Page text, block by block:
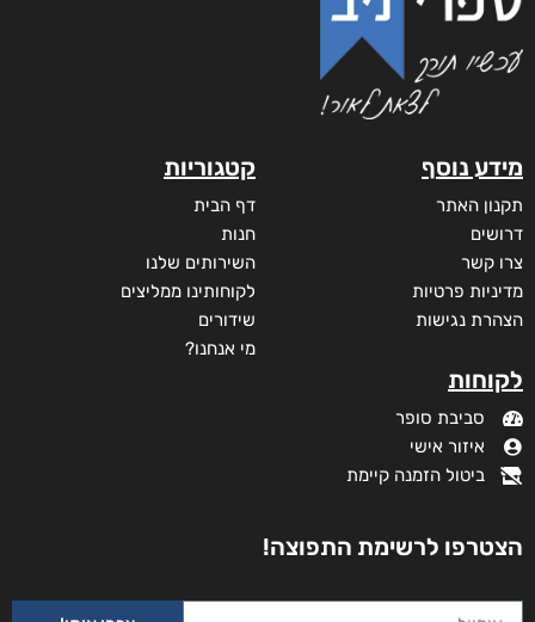
מידע נוסף
תקנון האתר
דרושים
צרו קשר
מדיניות פרטיות
הצהרת נגישות
לקוחות
סביבת סופר
איזור אישי
ביטול הזמנה קיימת
קטגוריות
דף הבית
חנות
השירותים שלנו
לקוחותינו ממליצים
שידורים
מי אנחנו?
הצטרפו לרשימת התפוצה!